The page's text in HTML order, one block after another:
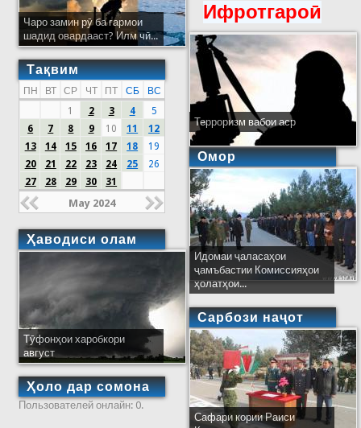
Чаро замин рӯ ба гармои
шадид овардааст? Илм чӣ...
Тақвим
ПН ВТ СР ЧТ ПТ СБ
ВС
1
2 3 4
5
6
7 8 9 10 11
12
13
14 15 16 17 18
19
20
21 22 23 24 25
26
27
28 29 30 31
May 2024
Ҳаводиси олам
Тӯфонҳои харобкори
август
Ҳоло дар сомона
Пользователей онлайн: 0.
Ифротгароӣ
Терроризм вабои аср
Омор
Идомаи ҷаласаҳои
ҷамъбастии Комиссияҳои
ҳолатҳои...
Сарбози наҷот
Сафари кории Раиси